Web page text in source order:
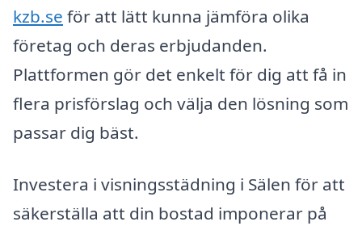
kzb.se för att lätt kunna jämföra olika
företag och deras erbjudanden.
Plattformen gör det enkelt för dig att få in
flera prisförslag och välja den lösning som
passar dig bäst.
Investera i visningsstädning i Sälen för att
säkerställa att din bostad imponerar på